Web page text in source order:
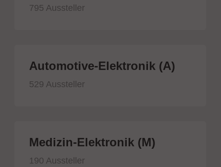
795 Aussteller
Automotive-Elektronik (A)
529 Aussteller
Medizin-Elektronik (M)
190 Aussteller